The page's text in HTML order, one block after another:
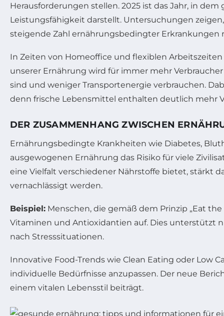
Herausforderungen stellen. 2025 ist das Jahr, in
Leistungsfähigkeit darstellt. Untersuchungen
steigende Zahl ernährungsbedingter Erkrankungen
In Zeiten von Homeoffice und flexiblen
unserer Ernährung wird für immer mehr
sind und weniger Transportenergie verbrauchen.
denn frische Lebensmittel enthalten deutlich mehr
DER ZUSAMMENHANG ZWISCHEN
Ernährungsbedingte Krankheiten wie Diabetes,
ausgewogenen Ernährung das Risiko für viele
eine Vielfalt verschiedener Nährstoffe bietet, stärkt
vernachlässigt werden.
Beispiel: Menschen, die gemäß dem Prinzip „Eat
Vitaminen und Antioxidantien auf. Dies unterstützt
nach Stresssituationen.
Innovative Food-Trends wie Clean Eating oder Low
individuelle Bedürfnisse anzupassen. Der neue
einem vitalen Lebensstil beiträgt.